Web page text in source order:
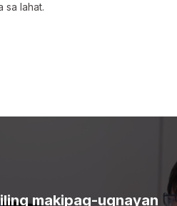
sa lahat.
makipag-ugnayan